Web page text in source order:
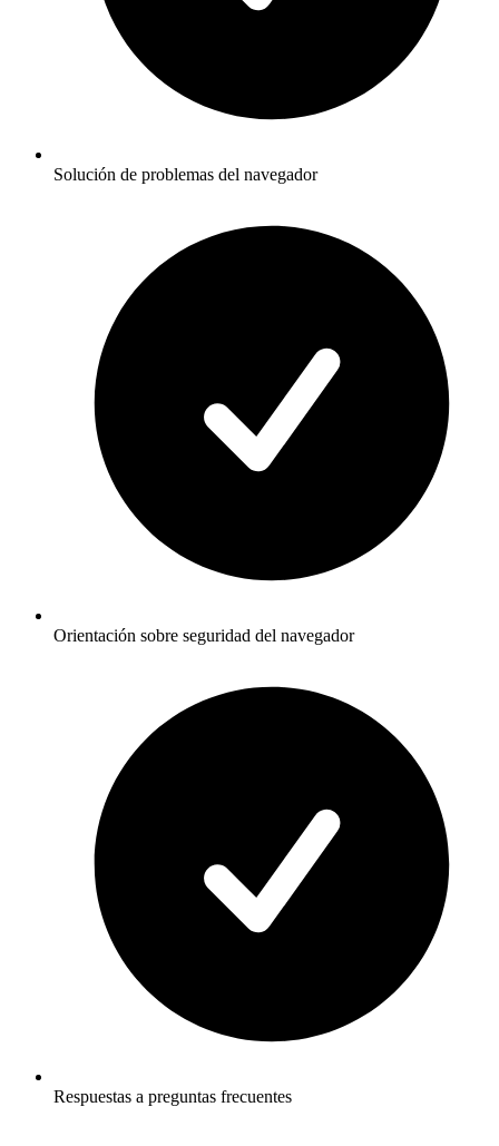
Solución de problemas del navegador
Orientación sobre seguridad del navegador
Respuestas a preguntas frecuentes